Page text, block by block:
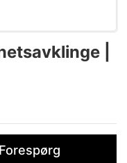
|
Forespørg